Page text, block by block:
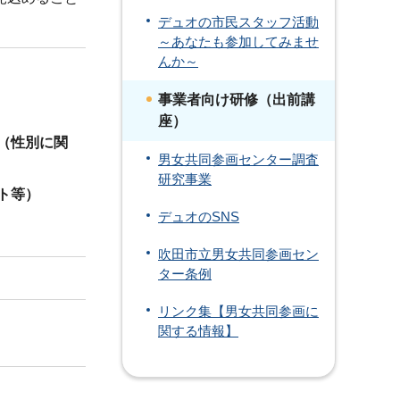
性別に関
等）
デュオの市民スタッフ活動
～あなたも参加してみませ
んか～
事業者向け研修（出前講
座）
男女共同参画センター調査
研究事業
デュオのSNS
吹田市立男女共同参画セン
ター条例
リンク集【男女共同参画に
関する情報】